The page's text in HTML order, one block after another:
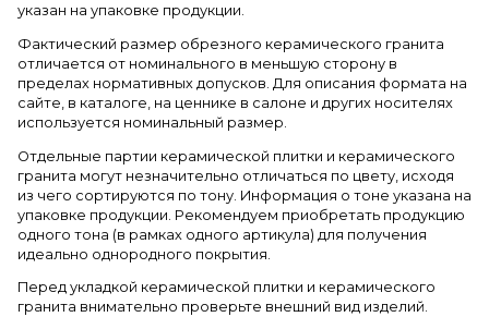
указан на упаковке продукции.
Фактический размер обрезного керамического гранита
отличается от номинального в меньшую сторону в
пределах нормативных допусков. Для описания формата на
сайте, в каталоге, на ценнике в салоне и других носителях
используется номинальный размер.
Отдельные партии керамической плитки и керамического
гранита могут незначительно отличаться по цвету, исходя
из чего сортируются по тону. Информация о тоне указана на
упаковке продукции. Рекомендуем приобретать продукцию
одного тона (в рамках одного артикула) для получения
идеально однородного покрытия.
Перед укладкой керамической плитки и керамического
гранита внимательно проверьте внешний вид изделий.